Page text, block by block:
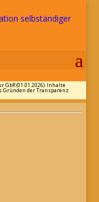
(01.01.2026). Inhalte
Gründen der Transparenz